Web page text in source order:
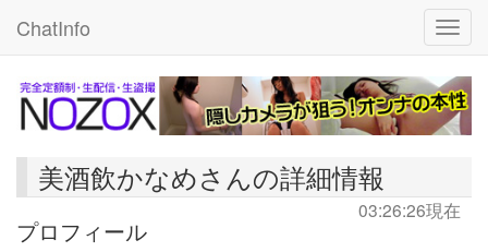
Toggle
ChatInfo
美酒飲かなめさんの詳細情報
03:26:26現在
プロフィール